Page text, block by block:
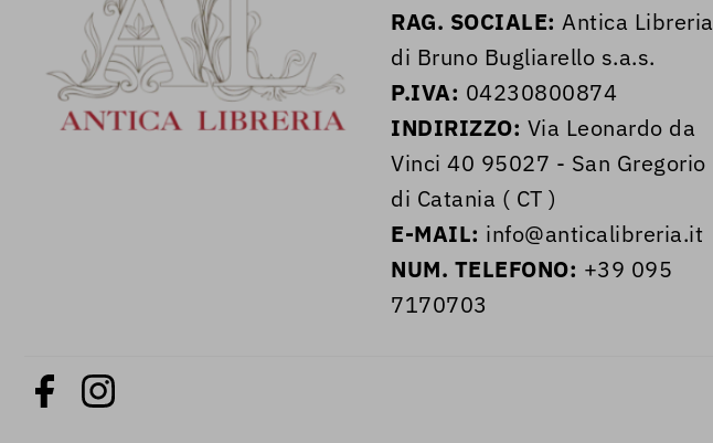
RAG. SOCIALE: Antica Libreria
di Bruno Bugliarello s.a.s.
P.IVA: 04230800874
INDIRIZZO: Via Leonardo da
Vinci 40 95027 - San Gregorio
di Catania ( CT )
E-MAIL: info@anticalibreria.it
NUM. TELEFONO: +39 095
7170703